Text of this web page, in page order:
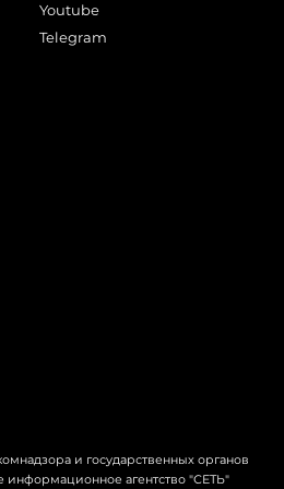
Youtube
Telegram
и государственных органов
агентство "СЕТЬ"